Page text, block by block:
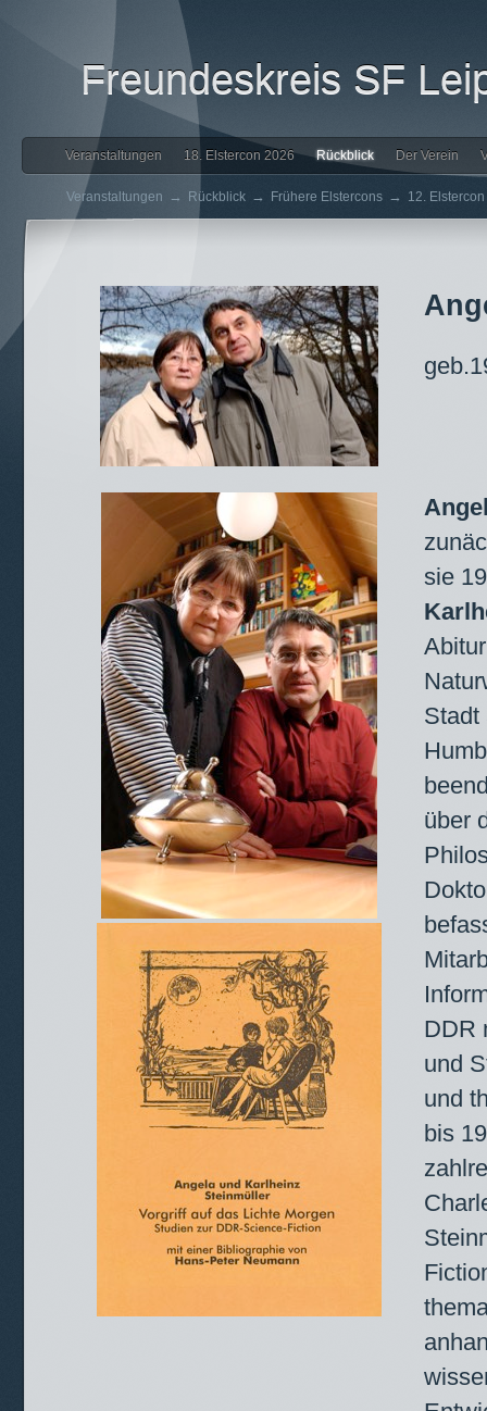
Freundeskreis SF
Veranstaltungen 18. Elstercon 2026 Rückblick Der Verein
Veranstaltungen → Rückblick → Frühere Elstercons → 12.
sie
Stadt
über
DDR
und
und
bis